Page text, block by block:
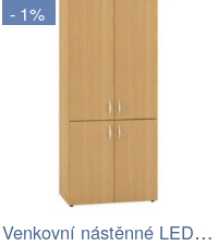
- 1%
Venkovní nástěnné LED světlo SAJUR Černá